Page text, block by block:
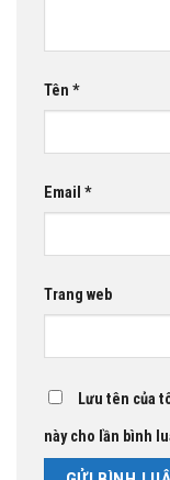
Tên *
Email *
Trang web
Lưu tên của
này cho lần bình